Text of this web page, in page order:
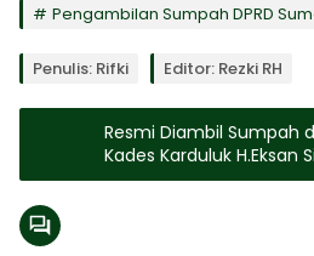
Pengambilan Sumpah DPRD
Penulis: Rifki Editor: Rezki RH
Resmi Diambil Sumpah
Kades Karduluk H.Eksan
Kepentingan Masyarakat